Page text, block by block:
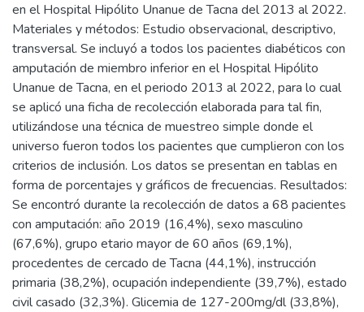
en el Hospital Hipólito Unanue de Tacna del 2013 al 2022.
Materiales y métodos: Estudio observacional, descriptivo,
transversal. Se incluyó a todos los pacientes diabéticos con
amputación de miembro inferior en el Hospital Hipólito
Unanue de Tacna, en el periodo 2013 al 2022, para lo cual
se aplicó una ficha de recolección elaborada para tal fin,
utilizándose una técnica de muestreo simple donde el
universo fueron todos los pacientes que cumplieron con los
criterios de inclusión. Los datos se presentan en tablas en
forma de porcentajes y gráficos de frecuencias. Resultados:
Se encontró durante la recolección de datos a 68 pacientes
con amputación: año 2019 (16,4%), sexo masculino
(67,6%), grupo etario mayor de 60 años (69,1%),
procedentes de cercado de Tacna (44,1%), instrucción
primaria (38,2%), ocupación independiente (39,7%), estado
civil casado (32,3%). Glicemia de 127-200mg/dl (33,8%),